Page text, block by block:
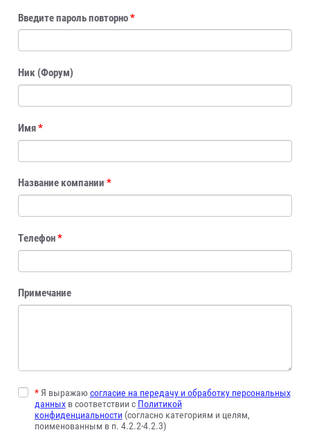
Введите пароль повторно*
Ник (Форум)
Имя*
Название компании *
Телефон*
Примечание
*Я выражаюсогласие на передачу и обработку персональных
данныхв соответствии с Политикой
конфиденциальности(согласно категориям и целям,
поименованным в п. 4.2.2-4.2.3)